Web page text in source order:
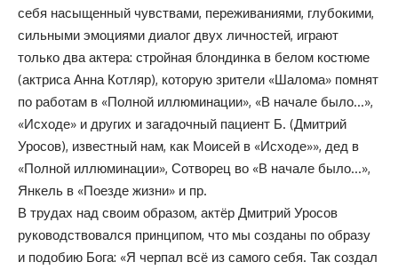
себя насыщенный чувствами, переживаниями, глубокими,
сильными эмоциями диалог двух личностей, играют
только два актера: стройная блондинка в белом костюме
(актриса Анна Котляр), которую зрители «Шалома» помнят
по работам в «Полной иллюминации», «В начале было…»,
«Исходе» и других и загадочный пациент Б. (Дмитрий
Уросов), известный нам, как Моисей в «Исходе»», дед в
«Полной иллюминации», Сотворец во «В начале было…»,
Янкель в «Поезде жизни» и пр.
В трудах над своим образом, актёр Дмитрий Уросов
руководствовался принципом, что мы созданы по образу
и подобию Бога: «Я черпал всё из самого себя. Так создал